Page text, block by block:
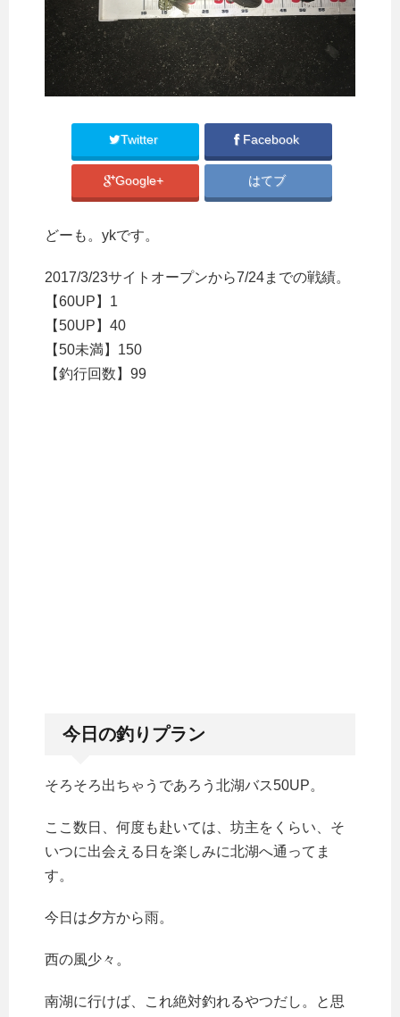
Twitter Facebook
Google+ はてブ
どーも。ykです。
2017/3/23サイトオープンから7/24までの戦績。
【60UP】1
【50UP】40
【50未満】150
【釣行回数】99
今日の釣りプラン
そろそろ出ちゃうであろう北湖バス50UP。
ここ数日、何度も赴いては、坊主をくらい、そ
いつに出会える日を楽しみに北湖へ通ってま
す。
今日は夕方から雨。
西の風少々。
南湖に行けば、これ絶対釣れるやつだし。と思